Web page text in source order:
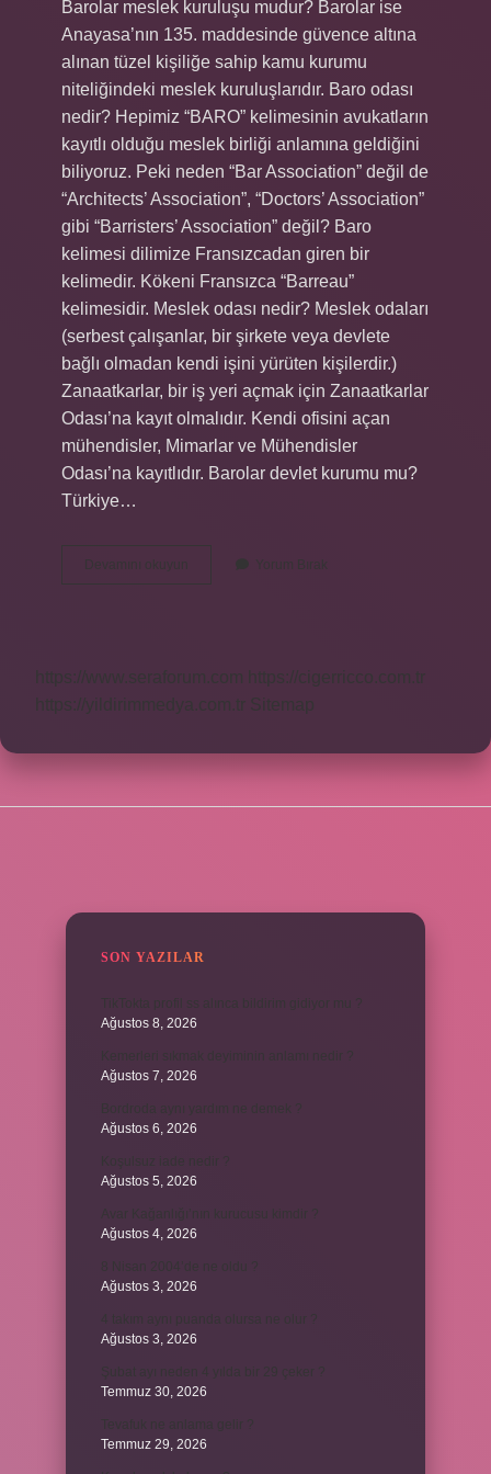
Barolar meslek kuruluşu mudur? Barolar ise
Anayasa’nın 135. maddesinde güvence altına
alınan tüzel kişiliğe sahip kamu kurumu
niteliğindeki meslek kuruluşlarıdır. Baro odası
nedir? Hepimiz “BARO” kelimesinin avukatların
kayıtlı olduğu meslek birliği anlamına geldiğini
biliyoruz. Peki neden “Bar Association” değil de
“Architects’ Association”, “Doctors’ Association”
gibi “Barristers’ Association” değil? Baro
kelimesi dilimize Fransızcadan giren bir
kelimedir. Kökeni Fransızca “Barreau”
kelimesidir. Meslek odası nedir? Meslek odaları
(serbest çalışanlar, bir şirkete veya devlete
bağlı olmadan kendi işini yürüten kişilerdir.)
Zanaatkarlar, bir iş yeri açmak için Zanaatkarlar
Odası’na kayıt olmalıdır. Kendi ofisini açan
mühendisler, Mimarlar ve Mühendisler
Odası’na kayıtlıdır. Barolar devlet kurumu mu?
Türkiye…
Devamını okuyun
Meslek
Yorum Bırak
https://www.seraforum.com
https://cigerricco.com.tr
https://yildirimmedya.com.tr Sitemap
SON YAZILAR
Ağustos 8, 2026
Ağustos 7, 2026
Ağustos 6, 2026
Ağustos 5, 2026
Ağustos 4, 2026
Ağustos 3, 2026
Ağustos 3, 2026
Temmuz 30, 2026
Temmuz 29, 2026